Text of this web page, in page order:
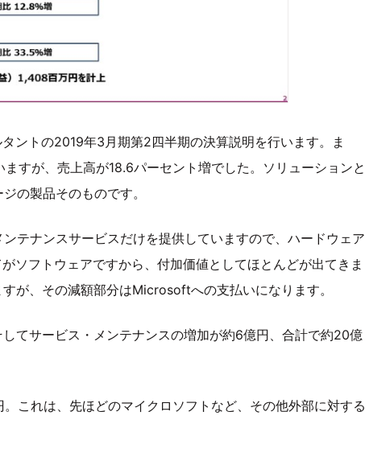
ントの2019年3月期第2四半期の決算説明を行います。ま
すが、売上高が18.6パーセント増でした。ソリューションと
の製品そのものです。
テナンスサービスだけを提供していますので、ハードウェア
ソフトウェアですから、付加価値としてほとんどが出てきま
が、その減額部分はMicrosoftへの支払いになります。
てサービス・メンテナンスの増加が約6億円、合計で約20億
これは、先ほどのマイクロソフトなど、その他外部に対する